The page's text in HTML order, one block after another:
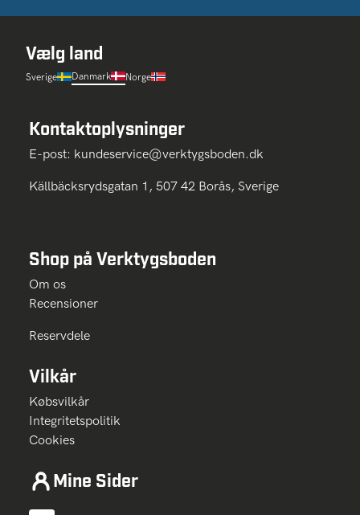
Vælg land
Sverige Danmark Norge
Kontaktoplysninger
E-post: kundeservice@verktygsboden.dk
Källbäcksrydsgatan 1, 507 42 Borås, Sverige
Shop på Verktygsboden
Om os
Recensioner
Reservdele
Vilkår
Købsvilkår
Integritetspolitik
Cookies
Mine Sider